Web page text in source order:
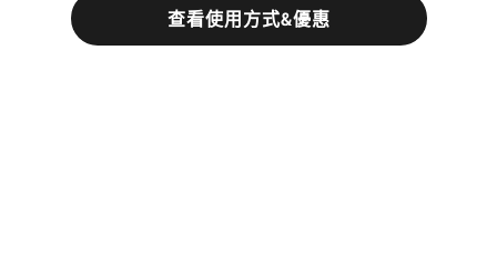
查看使用方式&優惠